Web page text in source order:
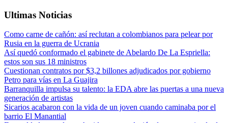
Ultimas Noticias
Como carne de cañón: así reclutan a colombianos para pelear por
Rusia en la guerra de Ucrania
Así quedó conformado el gabinete de Abelardo De La Espriella:
estos son sus 18 ministros
Cuestionan contratos por $3,2 billones adjudicados por gobierno
Petro para vías en La Guajira
Barranquilla impulsa su talento: la EDA abre las puertas a una nueva
generación de artistas
Sicarios acabaron con la vida de un joven cuando caminaba por el
barrio El Manantial